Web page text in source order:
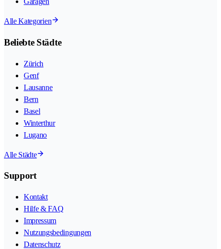
Alle Kategorien
Beliebte Städte
Zürich
Genf
Lausanne
Bern
Basel
Winterthur
Lugano
Alle Städte
Support
Kontakt
Hilfe & FAQ
Impressum
Nutzungsbedingungen
Datenschutz